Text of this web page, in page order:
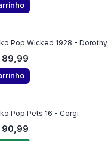
Pop Wicked 1928 - Dorothy
89,99
Pop Pets 16 - Corgi
90,99